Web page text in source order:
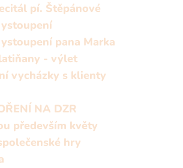
pí. Štěpánové
pana Marka
- výlet
vycházky s klienty
NA DZR
především květy
hry